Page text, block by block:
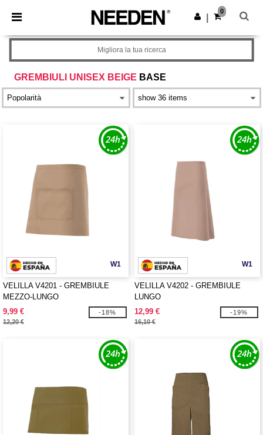
× App Needen
Prezzi migliori sull'app!
Scarica app
0
GREMBIULI UNISEX BEIGE BASE
Migliora la tua ricerca
W1
VELILLA V4201 - GREMBIULE
MEZZO-LUNGO
9,99 €
12,20 €
-18%
W1
VELILLA V4202 - GREMBIULE
LUNGO
12,99 €
16,10 €
-19%